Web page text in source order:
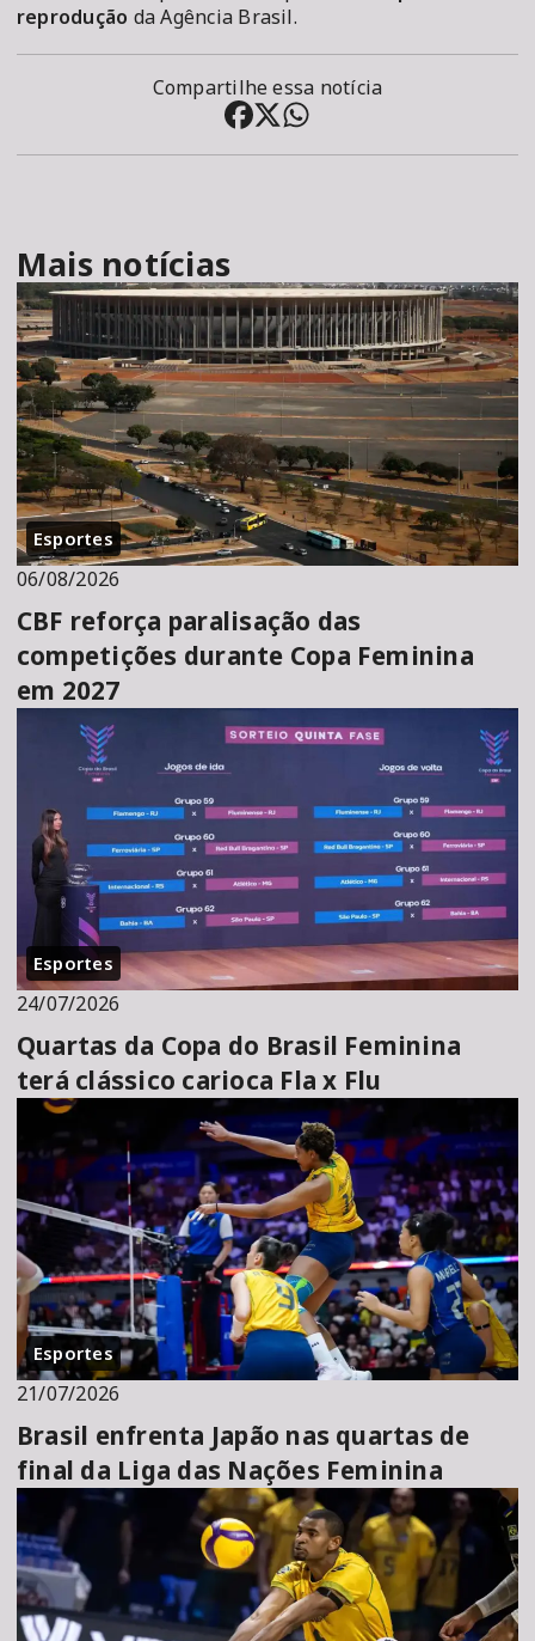
reprodução da Agência Brasil.
Compartilhe essa notícia
Mais notícias
Esportes
06/08/2026
CBF reforça paralisação das
competições durante Copa Feminina
em 2027
Esportes
24/07/2026
Quartas da Copa do Brasil Feminina
terá clássico carioca Fla x Flu
Esportes
21/07/2026
Brasil enfrenta Japão nas quartas de
final da Liga das Nações Feminina